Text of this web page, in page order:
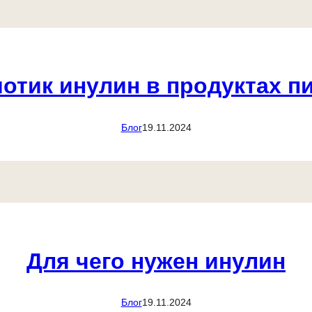
инулин в продуктах
Блог19.11.2024
Для чего нужен инулин
Блог19.11.2024